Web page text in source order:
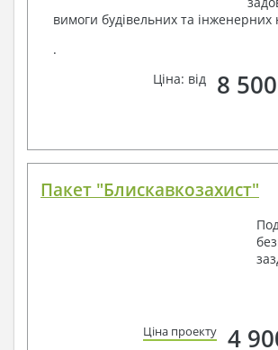
вимоги будівельних та інженерних
.
Ціна: від
8 500
Пакет "Блискавкозахист"
Ціна проекту 4